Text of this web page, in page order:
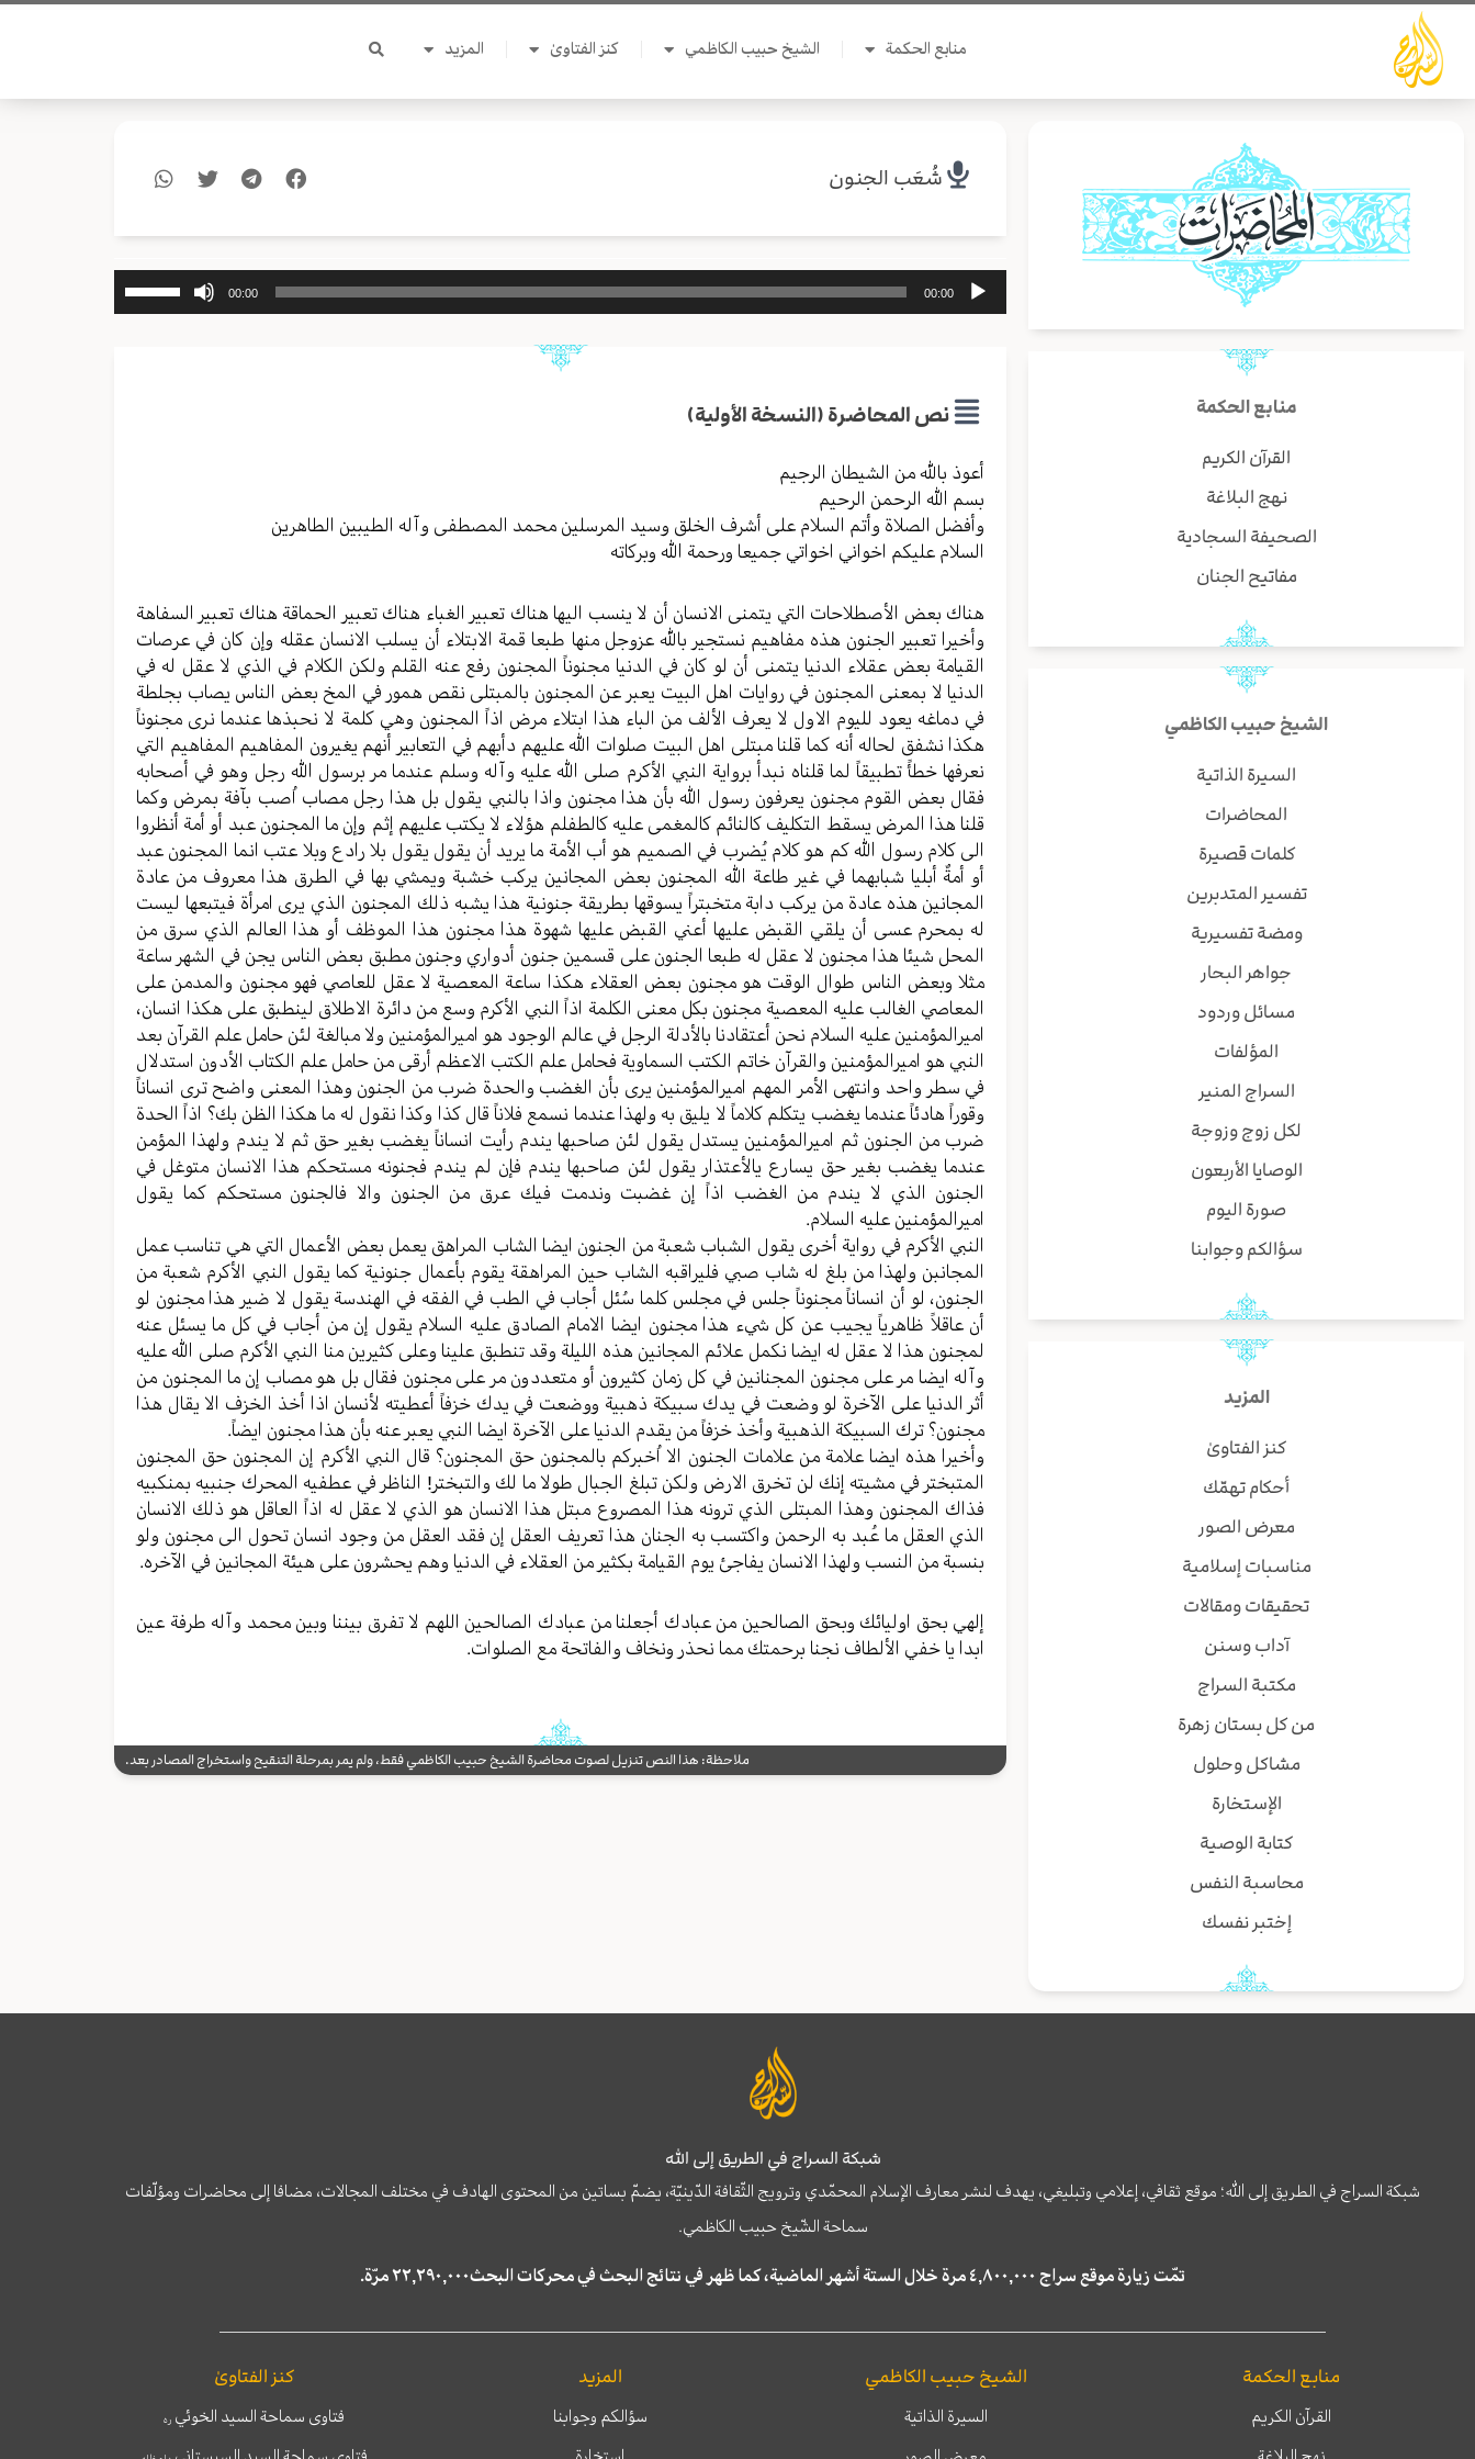
تخطي
المحتوى
منابع الحكمة الشيخ حبيب الكاظمي كنز الفتاوىٰ المزيد
منابع الحكمة
القرآن الكريم
نهج البلاغة
الصحيفة السجادية
مفاتيح الجنان
الشيخ حبيب الكاظمي
السيرة الذاتية
المحاضرات
كلمات قصيرة
تفسير المتدبرين
ومضة تفسيرية
جواهر البحار
مسائل وردود
المؤلفات
السراج المنير
لكل زوج وزوجة
الوصايا الأربعون
صورة اليوم
سؤالكم وجوابنا
المزيد
كنز الفتاوىٰ
أحكام تهمّك
معرض الصور
مناسبات إسلامية
تحقيقات ومقالات
آداب وسنن
مكتبة السراج
من كل بستان زهرة
مشاكل وحلول
الإستخارة
كتابة الوصية
محاسبة النفس
إختبر نفسك
شُعَب الجنون
مشغل
00:00
00:00
نص المحاضرة (النسخة الأولية)
أعوذ بالله من الشیطان الرجیم
بسم الله الرحمن الرحیم
وأفضل الصلاة وأتم السلام علی أشرف الخلق وسید المرسلین محمد المصطفی وآله الطیبین الطاهرین
السلام علیکم اخواني اخواتي جمیعا ورحمة الله وبرکاته
هناك بعض الأصطلاحات التي یتمنی الانسان أن لا ینسب الیها هناك تعبیر الغباء هناك تعبیر الحماقة هناك تعبیر السفاهة
وأخيرا تعبیر الجنون هذه مفاهیم نستجیر بالله عزوجل منها طبعا قمة الابتلاء أن یسلب الانسان عقله وإن کان في عرصات
القیامة بعض عقلاء الدنیا یتمنی أن لو کان في الدنیا مجنوناً المجنون رفع عنه القلم ولکن الکلام في الذي لا عقل له في
الدنیا لا بمعنی المجنون في روایات اهل البیت یعبر عن المجنون بالمبتلی نقص همور في المخ بعض الناس یصاب بجلطة
في دماغه یعود للیوم الاول لا یعرف الألف من الباء هذا ابتلاء مرض اذاً المجنون وهي کلمة لا نحبذها عندما نری مجنوناً
هکذا نشفق لحاله أنه کما قلنا مبتلی اهل البیت صلوات الله علیهم دأبهم في التعابیر أنهم یغیرون المفاهیم المفاهیم التي
نعرفها خطأً تطبیقاً لما قلناه نبدأ بروایة النبي الأکرم صلی الله علیه وآله وسلم عندما مر برسول الله رجل وهو في أصحابه
فقال بعض القوم مجنون یعرفون رسول الله بأن هذا مجنون واذا بالنبي یقول بل هذا رجل مصاب اُصب بآفة بمرض وکما
قلنا هذا المرض یسقط التکلیف کالنائم کالمغمی علیه کالطفلم هؤلاء لا یکتب علیهم إثم وإن ما المجنون عبد أو أمة أنظروا
الی کلام رسول الله کم هو کلام یُضرب في الصمیم هو أب الأمة ما یرید أن یقول یقول بلا رادع وبلا عتب انما المجنون عبد
أو أمةٌ أبليا شبابهما في غیر طاعة الله المجنون بعض المجانین یرکب خشبة ويمشي بها في الطرق هذا معروف من عادة
المجانین هذه عادة من یرکب دابة متخبتراً یسوقها بطریقة جنونیة هذا یشبه ذلك المجنون الذي یری امرأة فیتبعها لیست
له بمحرم عسی أن يلقي القبض علیها أعني القبض علیها شهوة هذا مجنون هذا الموظف أو هذا العالم الذي سرق من
المحل شیئا هذا مجنون لا عقل له طبعا الجنون علی قسمین جنون أدواري وجنون مطبق بعض الناس یجن في الشهر ساعة
مثلا وبعض الناس طوال الوقت هو مجنون بعض العقلاء هکذا ساعة المعصیة لا عقل للعاصي فهو مجنون والمدمن علی
المعاصي الغالب علیه المعصیة مجنون بکل معنی الکلمة اذاً النبي الأکرم وسع من دائرة الاطلاق لینطبق علی هکذا انسان،
امیرالمؤمنین علیه السلام نحن أعتقادنا بالأدلة الرجل في عالم الوجود هو امیرالمؤمنین ولا مبالغة لئن حامل علم القرآن بعد
النبي هو امیرالمؤمنین والقرآن خاتم الکتب السماویة فحامل علم الکتب الاعظم أرقی من حامل علم الکتاب الأدون استدلال
في سطر واحد وانتهی الأمر المهم امیرالمؤمنین یری بأن الغضب والحدة ضرب من الجنون وهذا المعنی واضح تری انساناً
وقوراً هادئاً عندما یغضب یتکلم کلاماً لا یلیق به ولهذا عندما نسمع فلاناً قال کذا وکذا نقول له ما هکذا الظن بك؟ اذاً الحدة
ضرب من الجنون ثم امیرالمؤمنین یستدل یقول لئن صاحبها یندم رأيت انساناً یغضب بغیر حق ثم لا یندم ولهذا المؤمن
عندما یغضب بغیر حق یسارع یالأعتذار یقول لئن صاحبها یندم فإن لم یندم فجنونه مستحکم هذا الانسان متوغل في
الجنون الذي لا یندم من الغضب اذاً إن غضبت وندمت فيك عرق من الجنون والا فالجنون مستحکم کما یقول
امیرالمؤمنین علیه السلام.
النبي الأکرم في روایة أخری یقول الشباب شعبة من الجنون ایضا الشاب المراهق یعمل بعض الأعمال التي هي تناسب عمل
المجانبن ولهذا من بلغ له شاب صبي فلیراقبه الشاب حین المراهقة یقوم بأعمال جنونیة کما یقول النبي الأکرم شعبة من
الجنون، لو أن انساناً مجنوناً جلس في مجلس کلما سُئل أجاب في الطب في الفقه في الهندسة یقول لا ضیر هذا مجنون لو
أن عاقلاً ظاهریاً یجیب عن کل شيء هذا مجنون ایضا الامام الصادق علیه السلام یقول إن من أجاب في کل ما یسئل عنه
لمجنون هذا لا عقل له ایضا نکمل علائم المجانین هذه اللیلة وقد تنطبق علینا وعلی کثیرین منا النبي الأکرم صلی الله علیه
وآله ایضا مر علی مجنون المجنانین في کل زمان کثیرون أو متعددون مر علی مجنون فقال بل هو مصاب إن ما المجنون من
أثر الدنیا علی الآخرة لو وضعت في یدك سبیکة ذهبیة ووضعت في یدك خزفاً أعطیته لأنسان اذا أخذ الخزف الا یقال هذا
مجنون؟ ترك السبیکة الذهبیة وأخذ خزفاً من یقدم الدنیا علی الآخرة ایضا النبي یعبر عنه بأن هذا مجنون ایضاً.
وأخیرا هذه ایضا علامة من علامات الجنون الا اُخبرکم بالمجنون حق المجنون؟ قال النبي الأکرم إن المجنون حق المجنون
المتبختر في مشیته إنك لن تخرق الارض ولکن تبلغ الجبال طولا ما لك والتبختر! الناظر في عطفیه المحرك جنبیه بمنکبیه
فذاك المجنون وهذا المبتلی الذي ترونه هذا المصروع مبتل هذا الانسان هو الذي لا عقل له اذاً العاقل هو ذلك الانسان
الذي العقل ما عُبد به الرحمن واکتسب به الجنان هذا تعریف العقل إن فقد العقل من وجود انسان تحول الی مجنون ولو
بنسبة من النسب ولهذا الانسان یفاجئ یوم القیامة بکثیر من العقلاء في الدنیا وهم یحشرون علی هیئة المجانین في الآخره.
إلهي بحق اولیائك وبحق الصالحین من عبادك أجعلنا من عبادك الصالحین اللهم لا تفرق بیننا وبین محمد وآله طرفة عین
ابدا یا خفي الألطاف نجنا برحمتك مما نحذر ونخاف والفاتحة مع الصلوات.
ملاحظة: هذا النص تنزيل لصوت محاضرة الشيخ حبيب الكاظمي فقط، ولم يمر بمرحلة التنقيح واستخراج المصادر بعد.
شبكة السراج في الطريق إلى الله
شبكة السراج في الطريق إلى الله؛ موقع ثقافي، إعلامي وتبليغي، يهدف لنشر معارف الإسلام المحمّدي وترويج الثّقافة الدّينيّة، يضمّ بساتين من المحتوى الهادف في مختلف المجالات، مضافا إلى محاضرات ومؤلّفات
سماحة الشّيخ حبيب الكاظمي.
تمّت زيارة موقع سراج ٤,٨٠٠,٠٠٠ مرة خلال الستة أشهر الماضية، كما ظهر في نتائج البحث في محركات البحث٢٢,٢٩٠,٠٠٠ مرّة.
منابع الحكمة
القرآن الكريم
الشيخ حبيب الكاظمي
السيرة الذاتية
المزيد
سؤالكم وجوابنا
كنز الفتاوىٰ
فتاوى سماحة السيد الخوئي ره